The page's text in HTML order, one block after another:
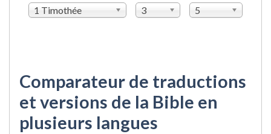
1 Timothée 3 5
Comparateur de traductions
et versions de la Bible en
plusieurs langues